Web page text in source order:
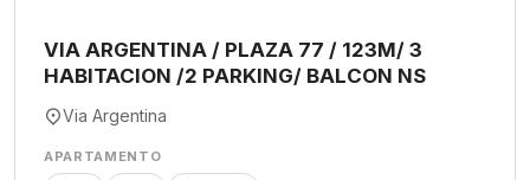
VIA ARGENTINA / PLAZA 77 / 123M/ 3
HABITACION /2 PARKING/ BALCON NS
Via Argentina
APARTAMENTO